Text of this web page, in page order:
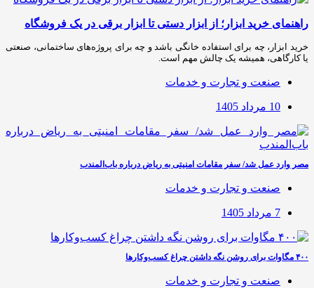
راهنمای خرید ابزار؛ از ابزار دستی تا ابزار برقی در یک فروشگاه
خرید ابزار، چه برای استفاده خانگی باشد و چه برای پروژه‌های ساختمانی، صنعتی
یا کارگاهی، همیشه یک چالش مهم است.
صنعت و تجارت و خدمات
10 مرداد 1405
مصر وارد عمل شد/ سفر مقامات امنیتی به ریاض درباره باب‌المندب
صنعت و تجارت و خدمات
7 مرداد 1405
۴۰۰ مگاوات برای روشن نگه داشتن چراغ کسب‌وکار‌ها
صنعت و تجارت و خدمات